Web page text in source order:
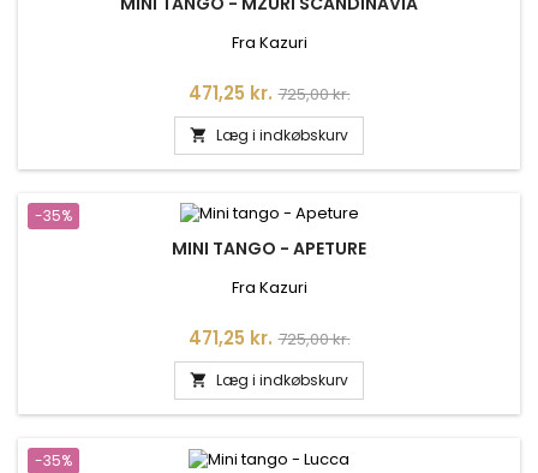
Fra Kazuri
Pris
471,25 kr. Normalpris
725,00 kr.
 Læg i indkøbskurv
-35%
MINI TANGO - APETURE
Fra Kazuri
Pris
471,25 kr. Normalpris
725,00 kr.
 Læg i indkøbskurv
-35%